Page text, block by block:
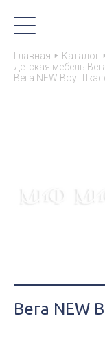
Главная Каталог
Детская мебель
Вега NEW Boy
Вега NEW